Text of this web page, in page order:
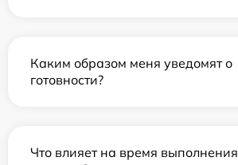
Каким образом меня уведомят о
готовности?
Что влияет на время выполнения